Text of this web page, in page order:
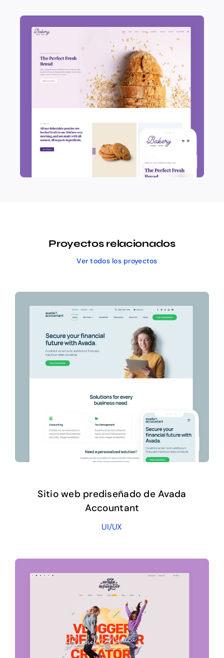
Proyectos relacionados
Ver todos los proyectos
Sitio web prediseñado de Avada
Accountant
UI/UX